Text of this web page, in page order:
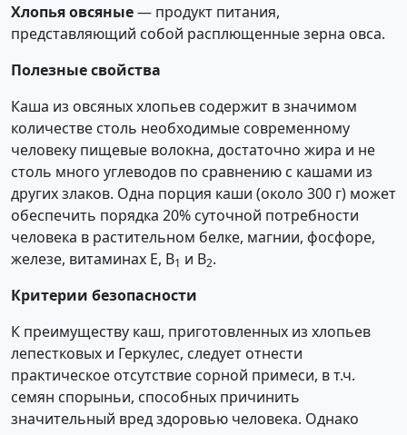
Хлопья овсяные— продукт питания,
представляющий собой расплющенные зерна овса.
Полезные свойства
Каша из овсяных хлопьев содержит в значимом
количестве столь необходимые современному
человеку пищевые волокна, достаточно жира и не
столь много углеводов по сравнению с кашами из
других злаков. Одна порция каши (около 300 г) может
обеспечить порядка 20% суточной потребности
человека в растительном белке, магнии, фосфоре,
железе, витаминах Е, В1 и В2.
Критерии безопасности
К преимуществу каш, приготовленных из хлопьев
лепестковых и Геркулес, следует отнести
практическое отсутствие сорной примеси, в т.ч.
семян спорыньи, способных причинить
значительный вред здоровью человека. Однако